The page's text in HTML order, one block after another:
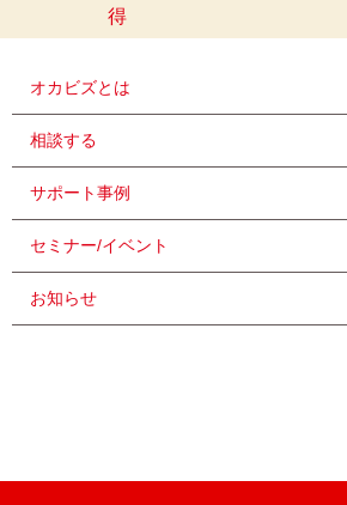
得
オカビズとは
相談する
サポート事例
セミナー/イベント
お知らせ